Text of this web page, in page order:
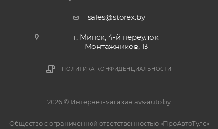
sales@storex.by
г. Минск, 4-й переулок
Монтажников, 13
ПОЛИТИКА КОНФИДЕНЦИАЛЬНОСТИ
2026 © Интернет-магазин avs-auto.by
Общество с ограниченной ответственностью «ПроАвтоТулс»